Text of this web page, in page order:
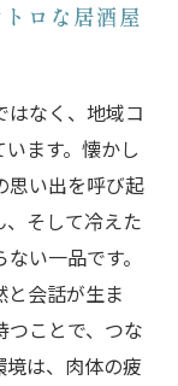
ロな居酒屋
はなく、地域コ
ます。懐かし
思い出を呼び起
、そして冷えた
い一品です。
と会話が生ま
つことで、つな
は、肉体の疲